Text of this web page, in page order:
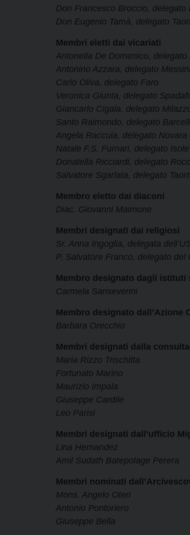
Don Francesco Broccio, delegato
Don Eugenio Tamà, delegato
Membri eletti dai vicariati
Antonella De Domenico,
Antonino Azzara, delegato
Carlo Oliva, delegato Faro
Veronica Giunta, delegato
Giancarlo Cigala, delegato
Santo Raimondo, delegato
Angela Raccuia, delegato Novara
Natale F.S. Furnari, delegato
Donatella Ricciardi, delegato
Salvatore Sgarlata, delegato
Membro eletto dai diaconi
Diac. Giovanni Maimone
Membri designati dai religiosi
Sr. Anna Ingoglia, delegata
P. Salvatore Franco, delegato del
Membro designato dagli istituti
Carmela Sanseverini
Membro designato dall’Azione
Barbara Orecchio
Membri designati dalla
Maria Rizzo Trischitta
Fortunato Marino
Maurizio Impala
Giuseppe Cardile
Leo Parisi
Membri designati dall’ufficio
Lina Hernandez
Amil Sudath Batepolage Perera
Membri nominati
Mons. Angelo Oteri
Antonio Pontoriero
Giuseppe Bella